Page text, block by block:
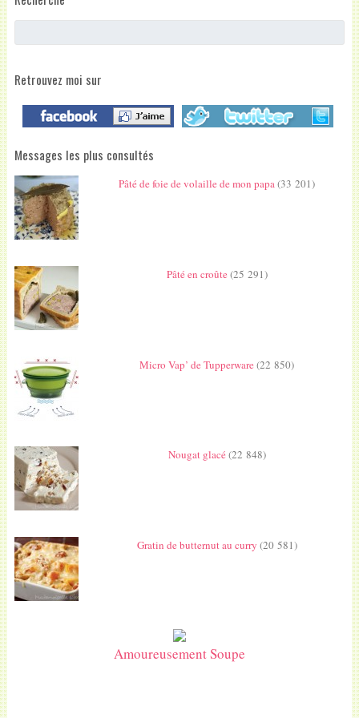
Retrouvez moi sur
Messages les plus consultés
Pâté de foie de volaille de mon papa(33 201)
Pâté en croûte(25 291)
Micro Vap’ de Tupperware(22 850)
Nougat glacé(22 848)
Gratin de butternut au curry (20 581)
Amoureusement Soupe